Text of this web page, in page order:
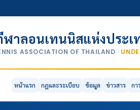
ฬาลอนเทนนิสแห่งประ
ASSOCIATION OF THAILAND ·
หน้าแรก กฎและระเบียบ ข้อมูล ข่าวสาร กา